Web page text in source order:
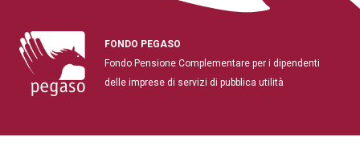
FONDO PEGASO
Fondo Pensione Complementare per i dipendenti
delle imprese di servizi di pubblica utilità